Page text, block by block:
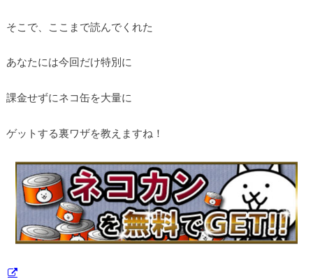
そこで、ここまで読んでくれた
あなたには今回だけ特別に
課金せずにネコ缶を大量に
ゲットする裏ワザを教えますね！